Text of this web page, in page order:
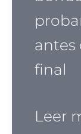
antes
final
Leer